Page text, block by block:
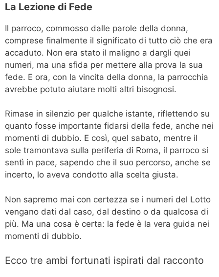
La Lezione di Fede
Il parroco, commosso dalle parole della donna,
comprese finalmente il significato di tutto ciò che era
accaduto. Non era stato il maligno a dargli quei
numeri, ma una sfida per mettere alla prova la sua
fede. E ora, con la vincita della donna, la parrocchia
avrebbe potuto aiutare molti altri bisognosi.
Rimase in silenzio per qualche istante, riflettendo su
quanto fosse importante fidarsi della fede, anche nei
momenti di dubbio. E così, quel sabato, mentre il
sole tramontava sulla periferia di Roma, il parroco si
sentì in pace, sapendo che il suo percorso, anche se
incerto, lo aveva condotto alla scelta giusta.
Non sapremo mai con certezza se i numeri del Lotto
vengano dati dal caso, dal destino o da qualcosa di
più. Ma una cosa è certa: la fede è la vera guida nei
momenti di dubbio.
Ecco tre ambi fortunati ispirati dal racconto